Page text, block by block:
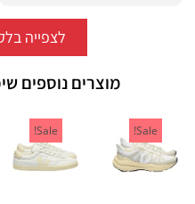
לצפייה
מוצרים נוספים
Sale!
Sale!